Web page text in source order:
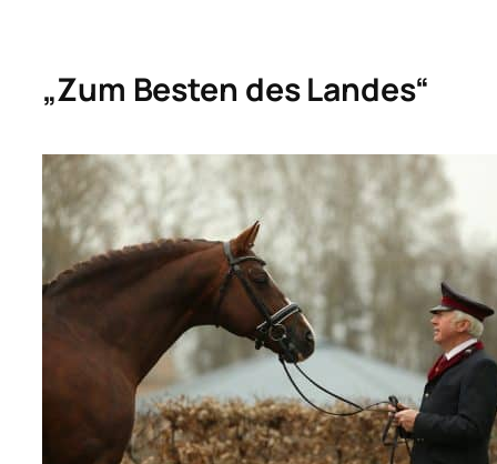
„Zum Besten des Landes“